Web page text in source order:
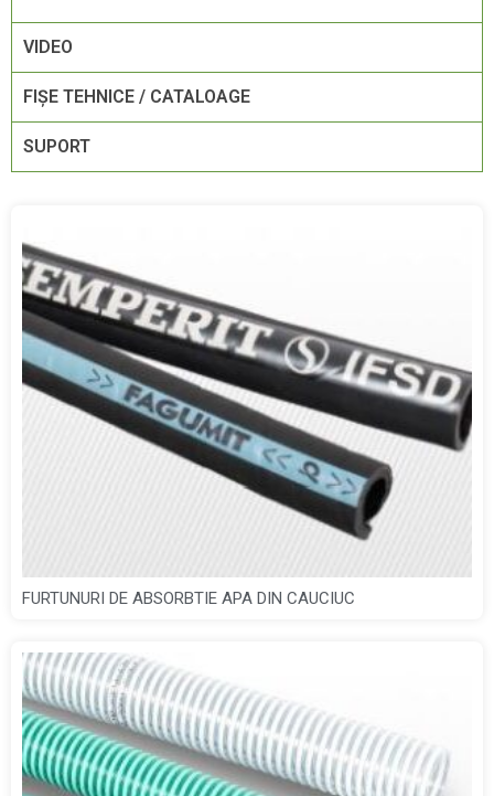
VIDEO
FIŞE TEHNICE / CATALOAGE
SUPORT
FURTUNURI DE ABSORBTIE APA DIN CAUCIUC